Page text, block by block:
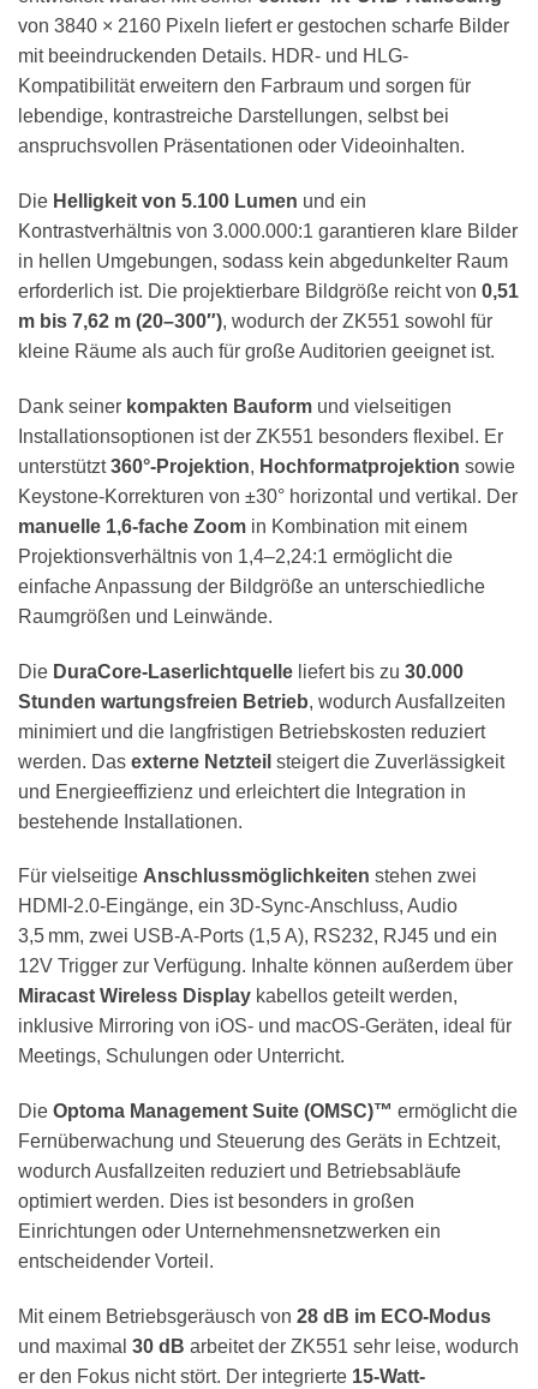
von 3840 × 2160 Pixeln liefert er gestochen scharfe Bilder
mit beeindruckenden Details. HDR- und HLG-
Kompatibilität erweitern den Farbraum und sorgen für
lebendige, kontrastreiche Darstellungen, selbst bei
anspruchsvollen Präsentationen oder Videoinhalten.
Die Helligkeit von 5.100 Lumen und ein
Kontrastverhältnis von 3.000.000:1 garantieren klare Bilder
in hellen Umgebungen, sodass kein abgedunkelter Raum
erforderlich ist. Die projektierbare Bildgröße reicht von 0,51
m bis 7,62 m (20–300″), wodurch der ZK551 sowohl für
kleine Räume als auch für große Auditorien geeignet ist.
Dank seiner kompakten Bauform und vielseitigen
Installationsoptionen ist der ZK551 besonders flexibel. Er
unterstützt360°-Projektion, Hochformatprojektion sowie
Keystone-Korrekturen von ±30° horizontal und vertikal. Der
manuelle 1,6-fache Zoom in Kombination mit einem
Projektionsverhältnis von 1,4–2,24:1 ermöglicht die
einfache Anpassung der Bildgröße an unterschiedliche
Raumgrößen und Leinwände.
Die DuraCore-Laserlichtquelle liefert bis zu 30.000
Stunden wartungsfreien Betrieb, wodurch Ausfallzeiten
minimiert und die langfristigen Betriebskosten reduziert
werden. Das externe Netzteil steigert die Zuverlässigkeit
und Energieeffizienz und erleichtert die Integration in
bestehende Installationen.
Für vielseitige Anschlussmöglichkeiten stehen zwei
HDMI-2.0-Eingänge, ein 3D-Sync-Anschluss, Audio
3,5 mm, zwei USB-A-Ports (1,5 A), RS232, RJ45 und ein
12V Trigger zur Verfügung. Inhalte können außerdem über
Miracast Wireless Display kabellos geteilt werden,
inklusive Mirroring von iOS- und macOS-Geräten, ideal für
Meetings, Schulungen oder Unterricht.
Die Optoma Management Suite (OMSC)™ ermöglicht die
Fernüberwachung und Steuerung des Geräts in Echtzeit,
wodurch Ausfallzeiten reduziert und Betriebsabläufe
optimiert werden. Dies ist besonders in großen
Einrichtungen oder Unternehmensnetzwerken ein
entscheidender Vorteil.
Mit einem Betriebsgeräusch von 28 dB im ECO-Modus
und maximal 30 dB arbeitet der ZK551 sehr leise, wodurch
er den Fokus nicht stört. Der integrierte 15-Watt-